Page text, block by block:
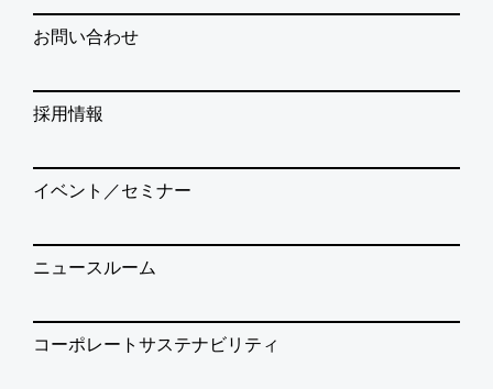
お問い合わせ
採用情報
イベント／セミナー
ニュースルーム
コーポレートサステナビリティ